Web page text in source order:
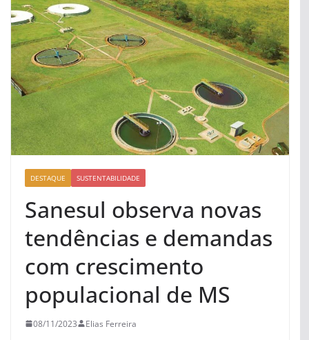
DESTAQUE SUSTENTABILIDADE
Sanesul observa novas
tendências e demandas
com crescimento
populacional de MS
08/11/2023 Elias Ferreira